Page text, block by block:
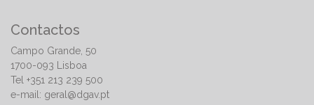
Contactos
Campo Grande, 50
1700-093 Lisboa
Tel +351 213 239 500
e-mail: geral@dgav.pt